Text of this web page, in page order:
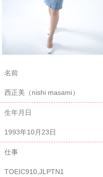
名前
西正美（nishi masami）
生年月日
1993年10月23日
仕事
TOEIC910,JLPTN1